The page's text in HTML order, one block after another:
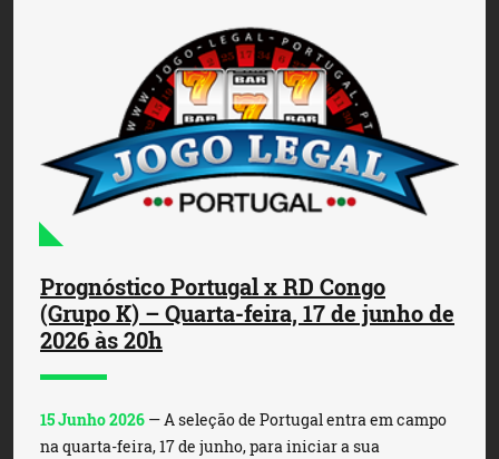
Prognóstico Portugal x RD Congo
(Grupo K) – Quarta-feira, 17 de junho de
2026 às 20h
15 Junho 2026 — A seleção de Portugal entra em campo
na quarta-feira, 17 de junho, para iniciar a sua